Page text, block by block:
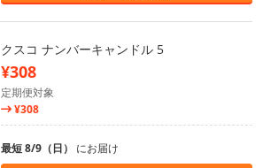
クスコ ナンバーキャンドル 5
¥308
定期便対象
¥308
最短 8/9（日） にお届け